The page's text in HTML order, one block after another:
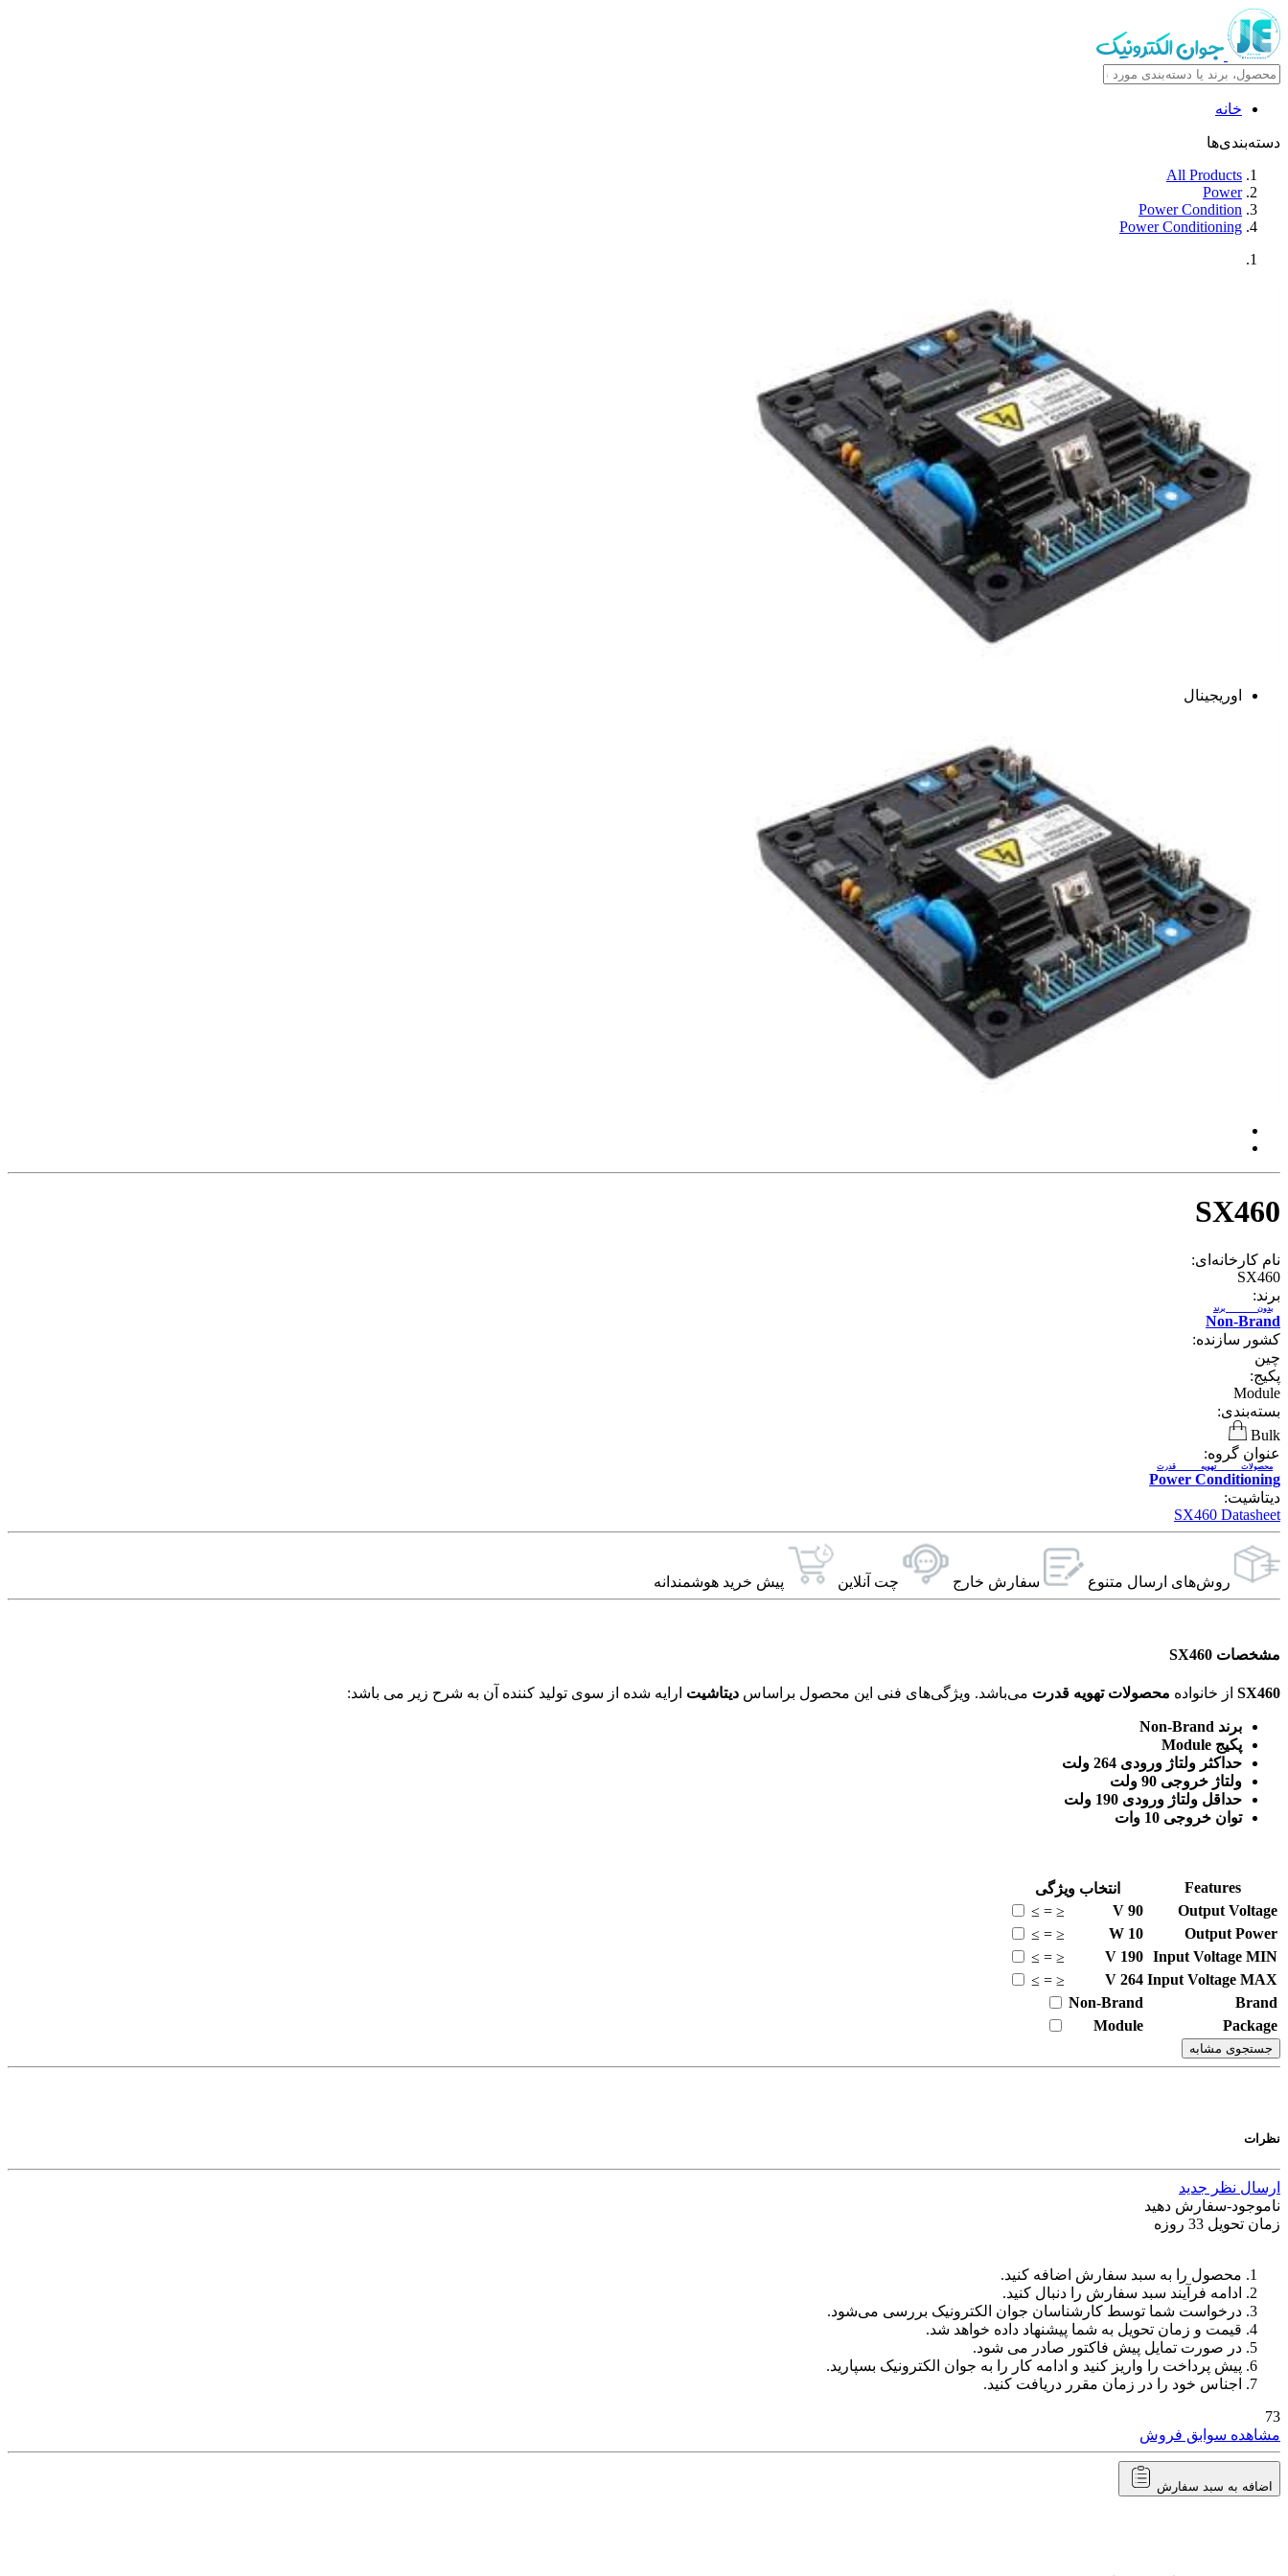
خانه
دسته‌بندی‌ها
All Products
Power
Power Condition
Power Conditioning
اوریجینال
SX460
نام کارخانه‌ای:
SX460
برند:
Non-Brand
بدون برند
کشور سازنده:
چین
پکیج:
Module
بسته‌بندی:
Bulk
عنوان گروه:
Power Conditioning
محصولات تهویه قدرت
دیتاشیت:
SX460 Datasheet
روش‌های ارسال‌ متنوع سفارش خارج چت آنلاین پیش خرید هوشمندانه
مشخصات SX460
SX460 از خانواده محصولات تهویه قدرت دیتاشیت ارایه شده از سوی تولید کننده آن به شرح زیر می باشد:
برند Non-Brand
پکیج Module
حداکثر ولتاژ ورودی 264 ولت
ولتاژ خروجی 90 ولت
حداقل ولتاژ ورودی 190 ولت
توان خروجی 10 وات
Features
انتخاب ویژگی
Output Voltage
90
V
≤
=
≥
Output Power
10
W
≤
=
≥
Input Voltage MIN
190
V
≤
=
≥
Input Voltage MAX
264
V
≤
=
≥
Brand
Non-Brand
Package
Module
جستجوی مشابه
نظرات
ارسال نظر جدید
ناموجود-سفارش دهید
زمان تحویل 33 روزه
محصول را به سبد سفارش اضافه کنید.
ادامه فرآیند سبد سفارش را دنبال کنید.
درخواست شما توسط کارشناسان جوان الکترونیک بررسی می‌شود.
قیمت و زمان تحویل به شما پیشنهاد داده خواهد شد.
در صورت تمایل پیش فاکتور صادر می شود.
پیش پرداخت را واریز کنید و ادامه کار را به جوان الکترونیک بسپارید.
اجناس خود را در زمان مقرر دریافت کنید.
73
مشاهده سوابق فروش
اضافه به سبد سفارش